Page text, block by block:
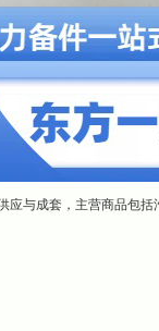
与成套，主营商品包